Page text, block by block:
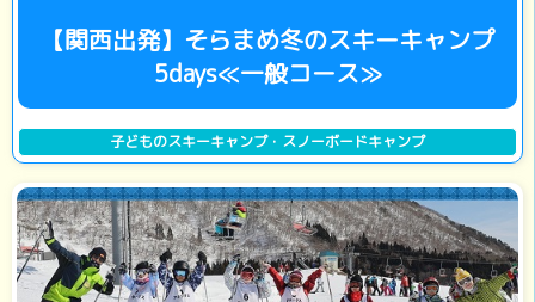
【関西出発】そらまめ冬のスキーキャンプ
5days≪一般コース≫
子どものスキーキャンプ・スノーボードキャンプ